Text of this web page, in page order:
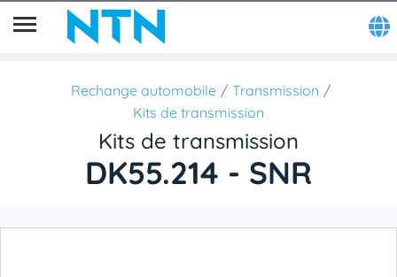
Rechange automobile
Transmission
Kits de transmission
Kits de transmission
DK55.214 - SNR